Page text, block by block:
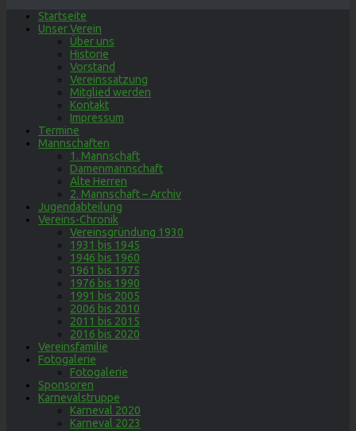
Startseite
Unser Verein
Über uns
Historie
Vorstand
Vereinssatzung
Mitglied werden
Kontakt
Impressum
Termine
Mannschaften
1. Mannschaft
Damenmannschaft
Alte Herren
2. Mannschaft – Archiv
Jugendabteilung
Vereins-Chronik
Vereinsgründung 1930
1931 bis 1945
1946 bis 1960
1961 bis 1975
1976 bis 1990
1991 bis 2005
2006 bis 2010
2011 bis 2015
2016 bis 2020
Vereinsfamilie
Fotogalerie
Fotogalerie
Sponsoren
Karnevalstruppe
Karneval 2020
Karneval 2023